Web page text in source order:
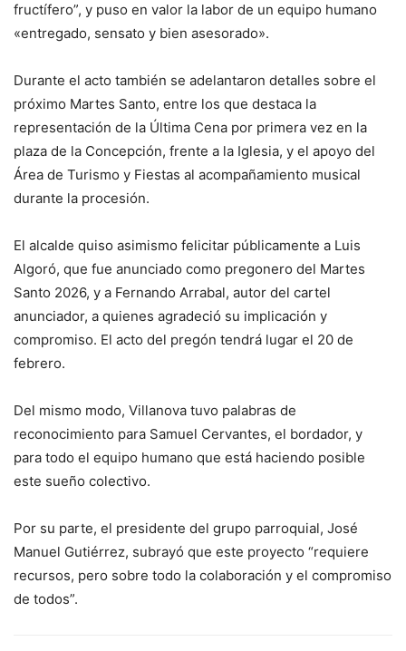
fructífero”, y puso en valor la labor de un equipo humano
«entregado, sensato y bien asesorado».
Durante el acto también se adelantaron detalles sobre el
próximo Martes Santo, entre los que destaca la
representación de la Última Cena por primera vez en la
plaza de la Concepción, frente a la Iglesia, y el apoyo del
Área de Turismo y Fiestas al acompañamiento musical
durante la procesión.
El alcalde quiso asimismo felicitar públicamente a Luis
Algoró, que fue anunciado como pregonero del Martes
Santo 2026, y a Fernando Arrabal, autor del cartel
anunciador, a quienes agradeció su implicación y
compromiso. El acto del pregón tendrá lugar el 20 de
febrero.
Del mismo modo, Villanova tuvo palabras de
reconocimiento para Samuel Cervantes, el bordador, y
para todo el equipo humano que está haciendo posible
este sueño colectivo.
Por su parte, el presidente del grupo parroquial, José
Manuel Gutiérrez, subrayó que este proyecto “requiere
recursos, pero sobre todo la colaboración y el compromiso
de todos”.